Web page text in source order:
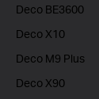
Deco BE3600
Deco X10
Deco M9 Plus
Deco X90